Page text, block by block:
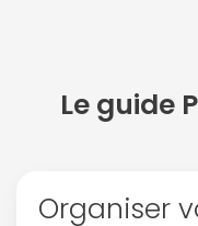
Le guide
Organiser